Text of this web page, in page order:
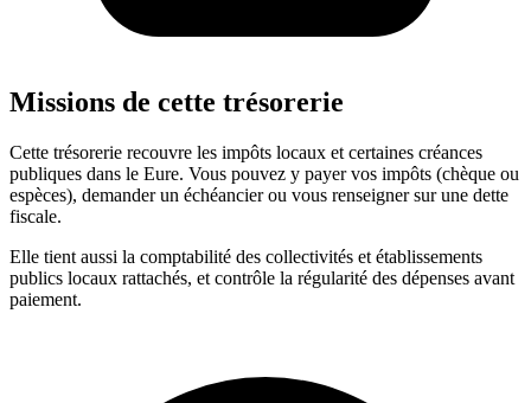
Missions de cette trésorerie
Cette trésorerie recouvre les impôts locaux et certaines créances
publiques dans le Eure. Vous pouvez y payer vos impôts (chèque ou
espèces), demander un échéancier ou vous renseigner sur une dette
fiscale.
Elle tient aussi la comptabilité des collectivités et établissements
publics locaux rattachés, et contrôle la régularité des dépenses avant
paiement.